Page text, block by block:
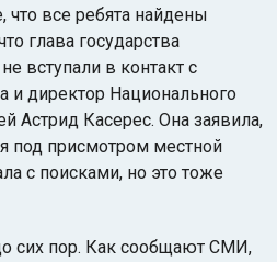
что все ребята найдены
глава государства
вступали в контакт с
и директор Национального
Астрид Касерес. Она заявила,
под присмотром местной
с поисками, но это тоже
сих пор. Как сообщают СМИ,